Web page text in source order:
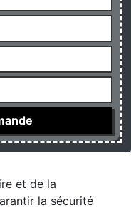
et de la
la sécurité